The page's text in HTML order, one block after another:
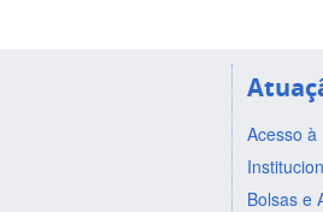
Acesso à
Bolsas e